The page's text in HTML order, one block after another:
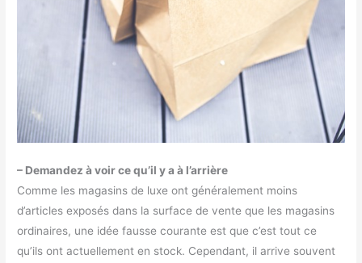
– Demandez à voir ce qu’il y a à l’arrière
Comme les magasins de luxe ont généralement moins
d’articles exposés dans la surface de vente que les magasins
ordinaires, une idée fausse courante est que c’est tout ce
qu’ils ont actuellement en stock. Cependant, il arrive souvent